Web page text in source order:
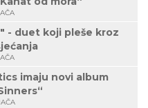
- duet koji pleše kroz
imaju novi album